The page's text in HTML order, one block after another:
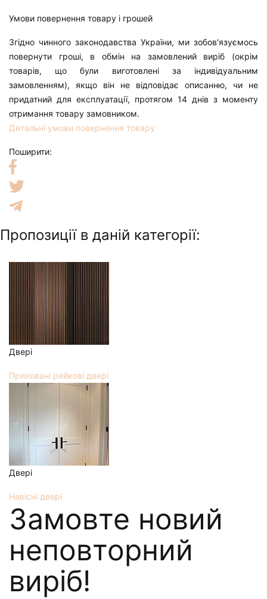
Умови повернення товару і грошей
Згідно чинного законодавства України, ми зобов'язуємось
повернути гроші, в обмін на замовлений виріб (окрім
товарів, що були виготовлені за індивідуальним
замовленням), якщо він не відповідає описанню, чи не
придатний для експлуатації, протягом 14 днів з моменту
отримання товару замовником.
Детальні умови повернення товару
Поширити:
Пропозиції в даній категорії:
Двері
Приховані рейкові двері
Двері
Навісні двері
Замовте новий
неповторний
виріб!